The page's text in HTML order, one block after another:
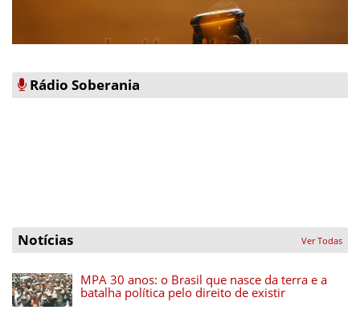
Rádio Soberania
Notícias Ver Todas
MPA 30 anos: o Brasil que nasce da terra e a
batalha política pelo direito de existir